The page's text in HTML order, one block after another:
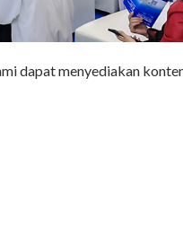
dapat menyediakan